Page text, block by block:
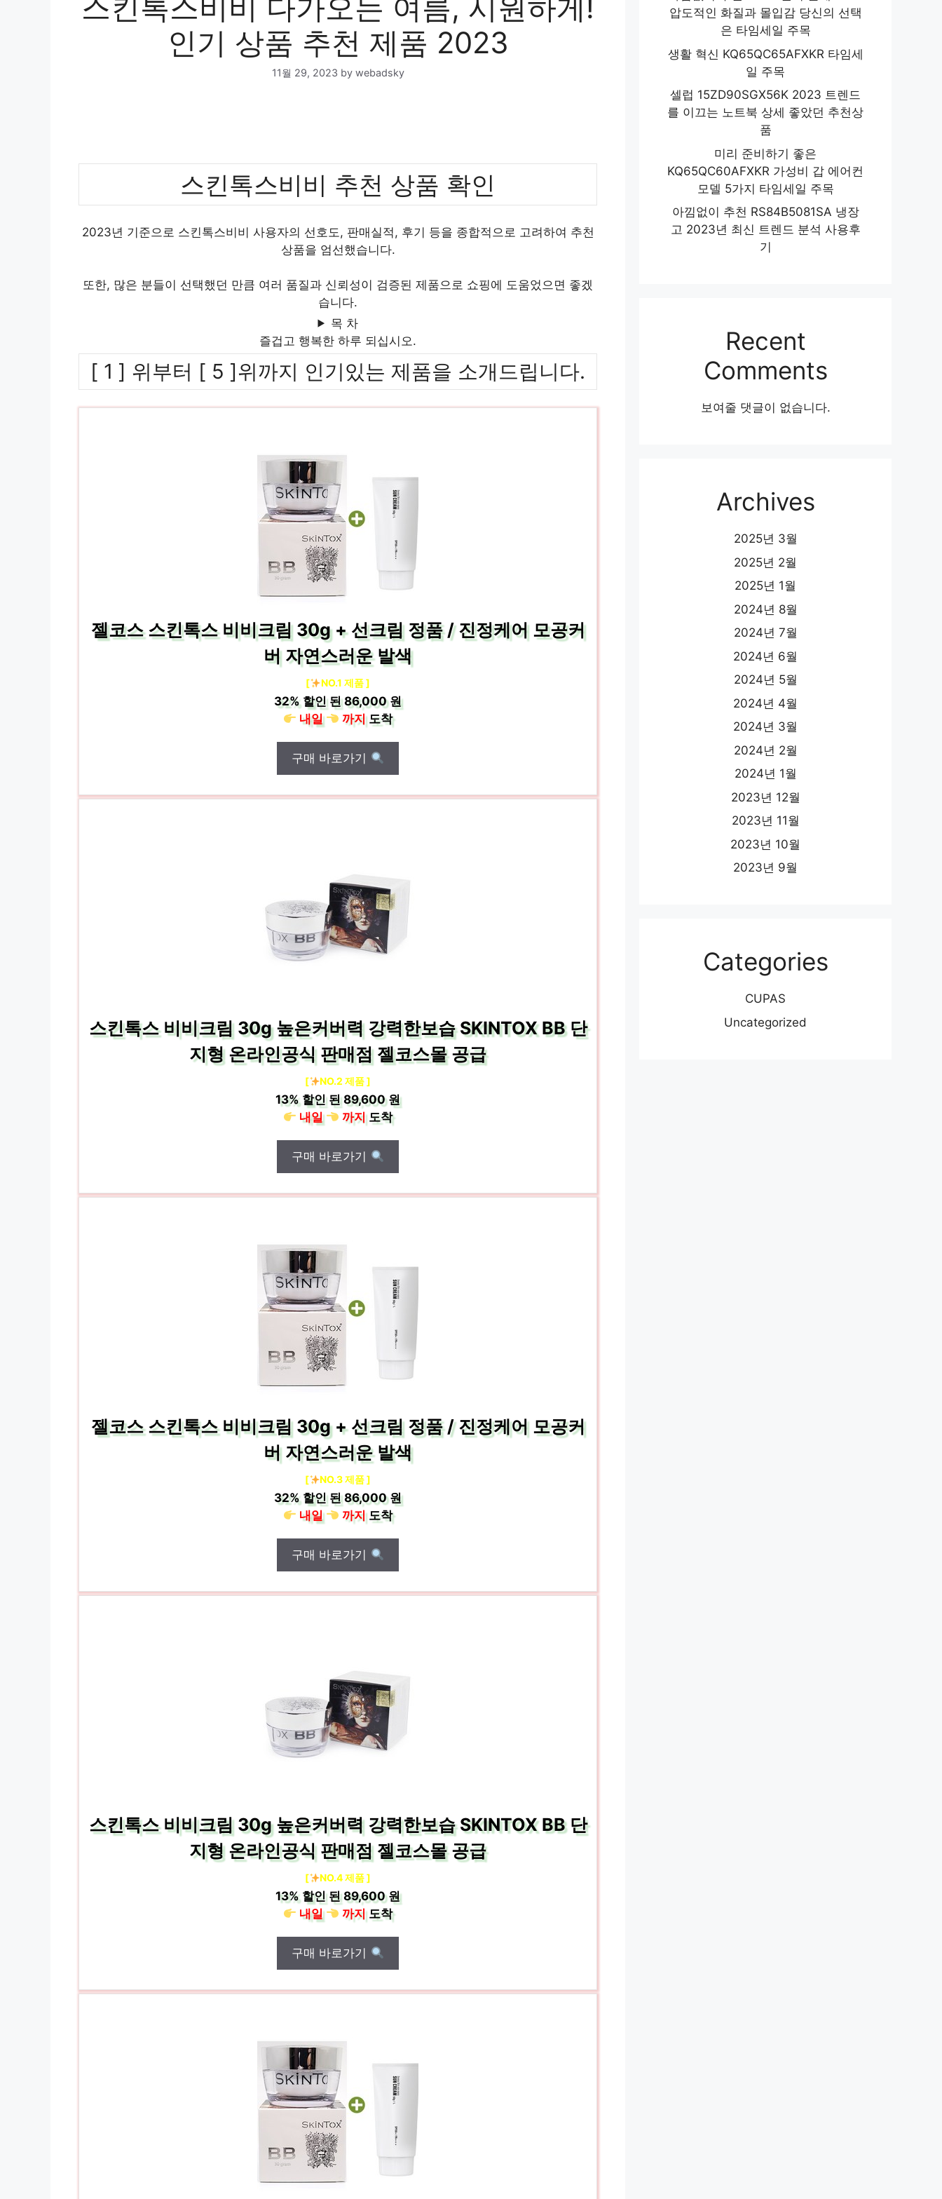
스킨톡스비비 다가오는 여름, 시원하게!
인기 상품 추천 제품 2023
11월 29, 2023 by webadsky
스킨톡스비비 추천 상품 확인
2023년 기준으로 스킨톡스비비 사용자의 선호도, 판매실적, 후기 등을 종합적으로 고려하여 추천
상품을 엄선했습니다.
또한, 많은 분들이 선택했던 만큼 여러 품질과 신뢰성이 검증된 제품으로 쇼핑에 도움었으면 좋겠
습니다.
목 차
즐겁고 행복한 하루 되십시오.
[ 1 ] 위부터 [ 5 ]위까지 인기있는 제품을 소개드립니다.
젤코스 스킨톡스 비비크림 30g + 선크림 정품 / 진정케어 모공커
버 자연스러운 발색
[ NO.1 제품 ]
32%할인 된86,000 원
내일
까지도착
구매 바로가기
스킨톡스 비비크림 30g 높은커버력 강력한보습 SKINTOX BB 단
지형 온라인공식 판매점 젤코스몰 공급
[ NO.2 제품 ]
13%할인 된89,600 원
내일
까지도착
구매 바로가기
젤코스 스킨톡스 비비크림 30g + 선크림 정품 / 진정케어 모공커
버 자연스러운 발색
[ NO.3 제품 ]
32%할인 된86,000 원
내일
까지도착
구매 바로가기
스킨톡스 비비크림 30g 높은커버력 강력한보습 SKINTOX BB 단
지형 온라인공식 판매점 젤코스몰 공급
[ NO.4 제품 ]
13%할인 된89,600 원
내일
까지도착
구매 바로가기
압도적인 화질과 몰입감 당신의 선택
은 타임세일 주목
생활 혁신 KQ65QC65AFXKR 타임세
일 주목
셀럽 15ZD90SGX56K 2023 트렌드
를 이끄는 노트북 상세 좋았던 추천상
품
미리 준비하기 좋은
KQ65QC60AFXKR 가성비 갑 에어컨
모델 5가지 타임세일 주목
아낌없이 추천 RS84B5081SA 냉장
고 2023년 최신 트렌드 분석 사용후
기
Recent
Comments
보여줄 댓글이 없습니다.
Archives
2025년 3월
2025년 2월
2025년 1월
2024년 8월
2024년 7월
2024년 6월
2024년 5월
2024년 4월
2024년 3월
2024년 2월
2024년 1월
2023년 12월
2023년 11월
2023년 10월
2023년 9월
Categories
CUPAS
Uncategorized